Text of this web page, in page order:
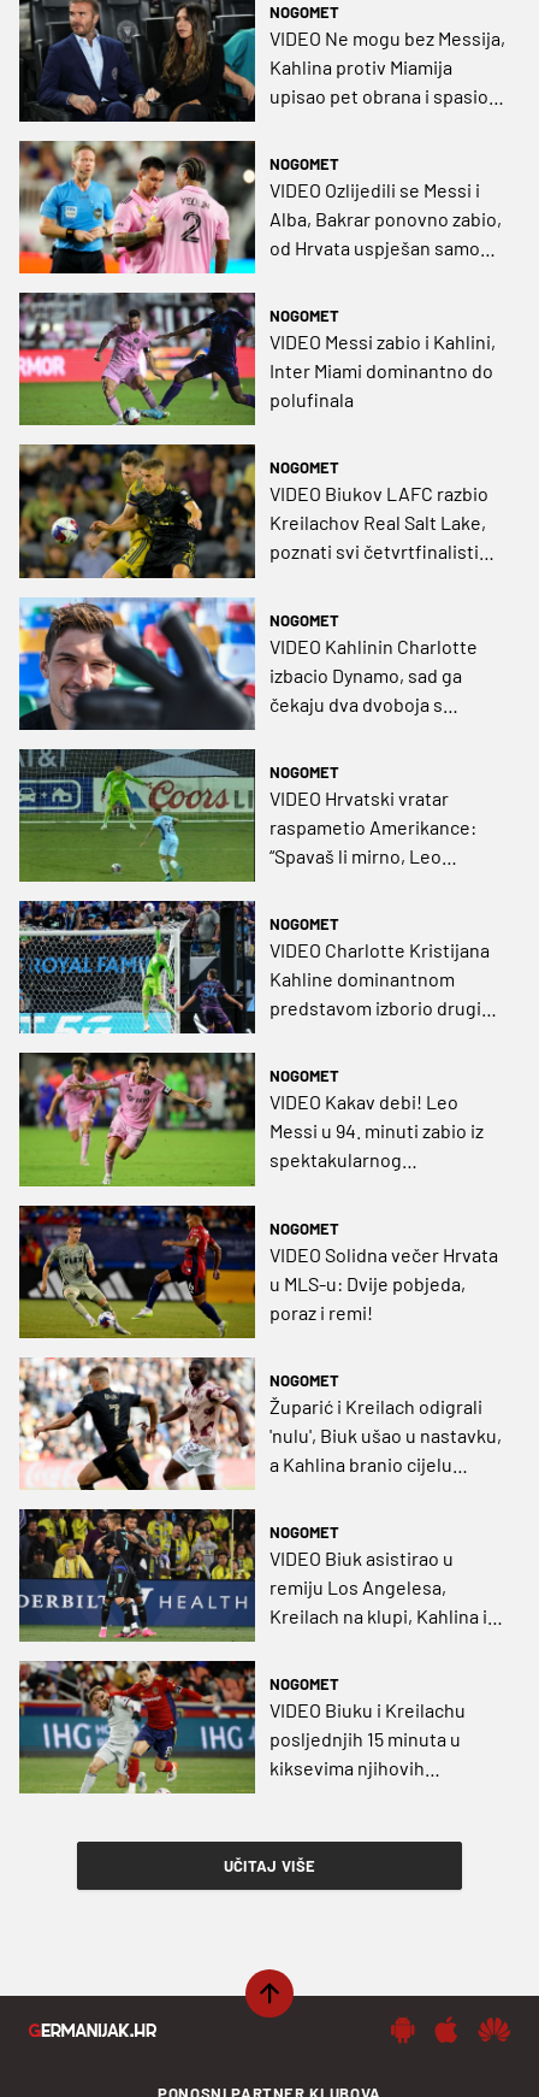
NOGOMET
VIDEO Ne mogu bez Messija,
Kahlina protiv Miamija
upisao pet obrana i spasio
NOGOMET
VIDEO Ozlijedili se Messi i
Alba, Bakrar ponovno zabio,
od Hrvata uspješan samo
NOGOMET
VIDEO Messi zabio i Kahlini,
Inter Miami dominantno do
polufinala
NOGOMET
VIDEO Biukov LAFC razbio
Kreilachov Real Salt Lake,
poznati svi četvrtfinalisti
NOGOMET
VIDEO Kahlinin Charlotte
izbacio Dynamo, sad ga
čekaju dva dvoboja s
NOGOMET
VIDEO Hrvatski vratar
raspametio Amerikance:
“Spavaš li mirno, Leo
NOGOMET
VIDEO Charlotte Kristijana
Kahline dominantnom
predstavom izborio drugi
NOGOMET
VIDEO Kakav debi! Leo
Messi u 94. minuti zabio iz
spektakularnog
NOGOMET
VIDEO Solidna večer Hrvata
u MLS-u: Dvije pobjeda,
poraz i remi!
NOGOMET
Župarić i Kreilach odigrali
'nulu', Biuk ušao u nastavku,
a Kahlina branio cijelu
NOGOMET
VIDEO Biuk asistirao u
remiju Los Angelesa,
Kreilach na klupi, Kahlina i
utakmice
NOGOMET
VIDEO Biuku i Kreilachu
posljednjih 15 minuta u
kiksevima njihovih
UČITAJ VIŠE